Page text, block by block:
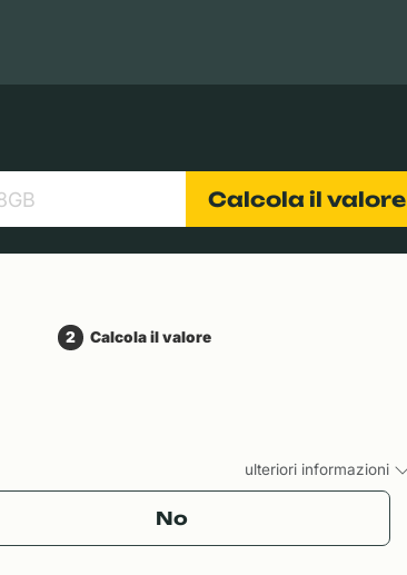
Calcola il valore
2 Calcola il valore
ulteriori informazioni
No